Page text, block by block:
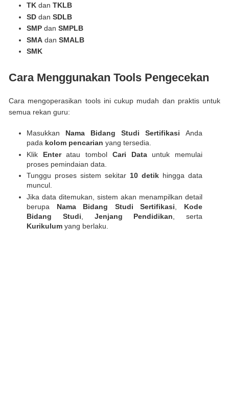
TK dan TKLB
SD dan SDLB
SMP dan SMPLB
SMA dan SMALB
SMK
Cara Menggunakan Tools Pengecekan
Cara mengoperasikan tools ini cukup mudah dan praktis untuk
semua rekan guru:
Masukkan Nama Bidang Studi Sertifikasi Anda
pada kolom pencarian yang tersedia.
Klik Enteratau tombol Cari Datauntuk memulai
proses pemindaian data.
Tunggu proses sistem sekitar 10 detik hingga data
muncul.
Jika data ditemukan, sistem akan menampilkan detail
berupa Nama Bidang Studi Sertifikasi
Kode
Bidang Studi
Jenjang Pendidikan , serta
Kurikulum yang berlaku.